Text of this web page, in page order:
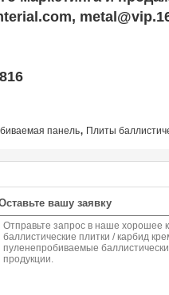
панель, Плиты
вашу заявку